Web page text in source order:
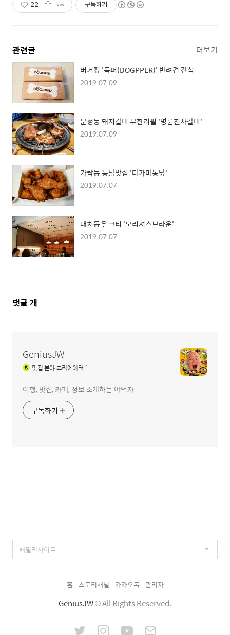
22 구독하기
관련글 더보기
버거킹 '독퍼(DOGPPER)' 반려견 간식
2019.07.09
문정동 돼지갈비 무한리필 '명륜진사갈비'
2019.07.09
가락동 통닭맛집 '다가마통닭'
2019.07.07
대치동 밀크티 '모리셔스브라운'
2019.07.07
댓
댓글 개
GeniusJW
맛집분야 크리에이터
여행, 맛집, 카페, 정보 소개하는 야먹자
구독하기
홈 스토리채널 카카오톡 관리자
GeniusJW© All Rights Reserved.